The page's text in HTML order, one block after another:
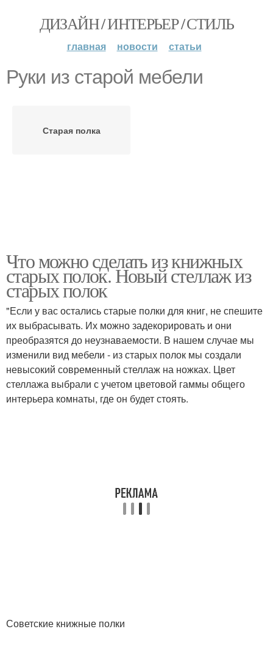
ДИЗАЙН / ИНТЕРЬЕР / СТИЛЬ
главная новости статьи
Руки из старой мебели
Старая полка
Что можно сделать из книжных
старых полок. Новый стеллаж из
старых полок
"Если у вас остались старые полки для книг, не спешите
их выбрасывать. Их можно задекорировать и они
преобразятся до неузнаваемости. В нашем случае мы
изменили вид мебели - из старых полок мы создали
невысокий современный стеллаж на ножках. Цвет
стеллажа выбрали с учетом цветовой гаммы общего
интерьера комнаты, где он будет стоять.
Советские книжные полки